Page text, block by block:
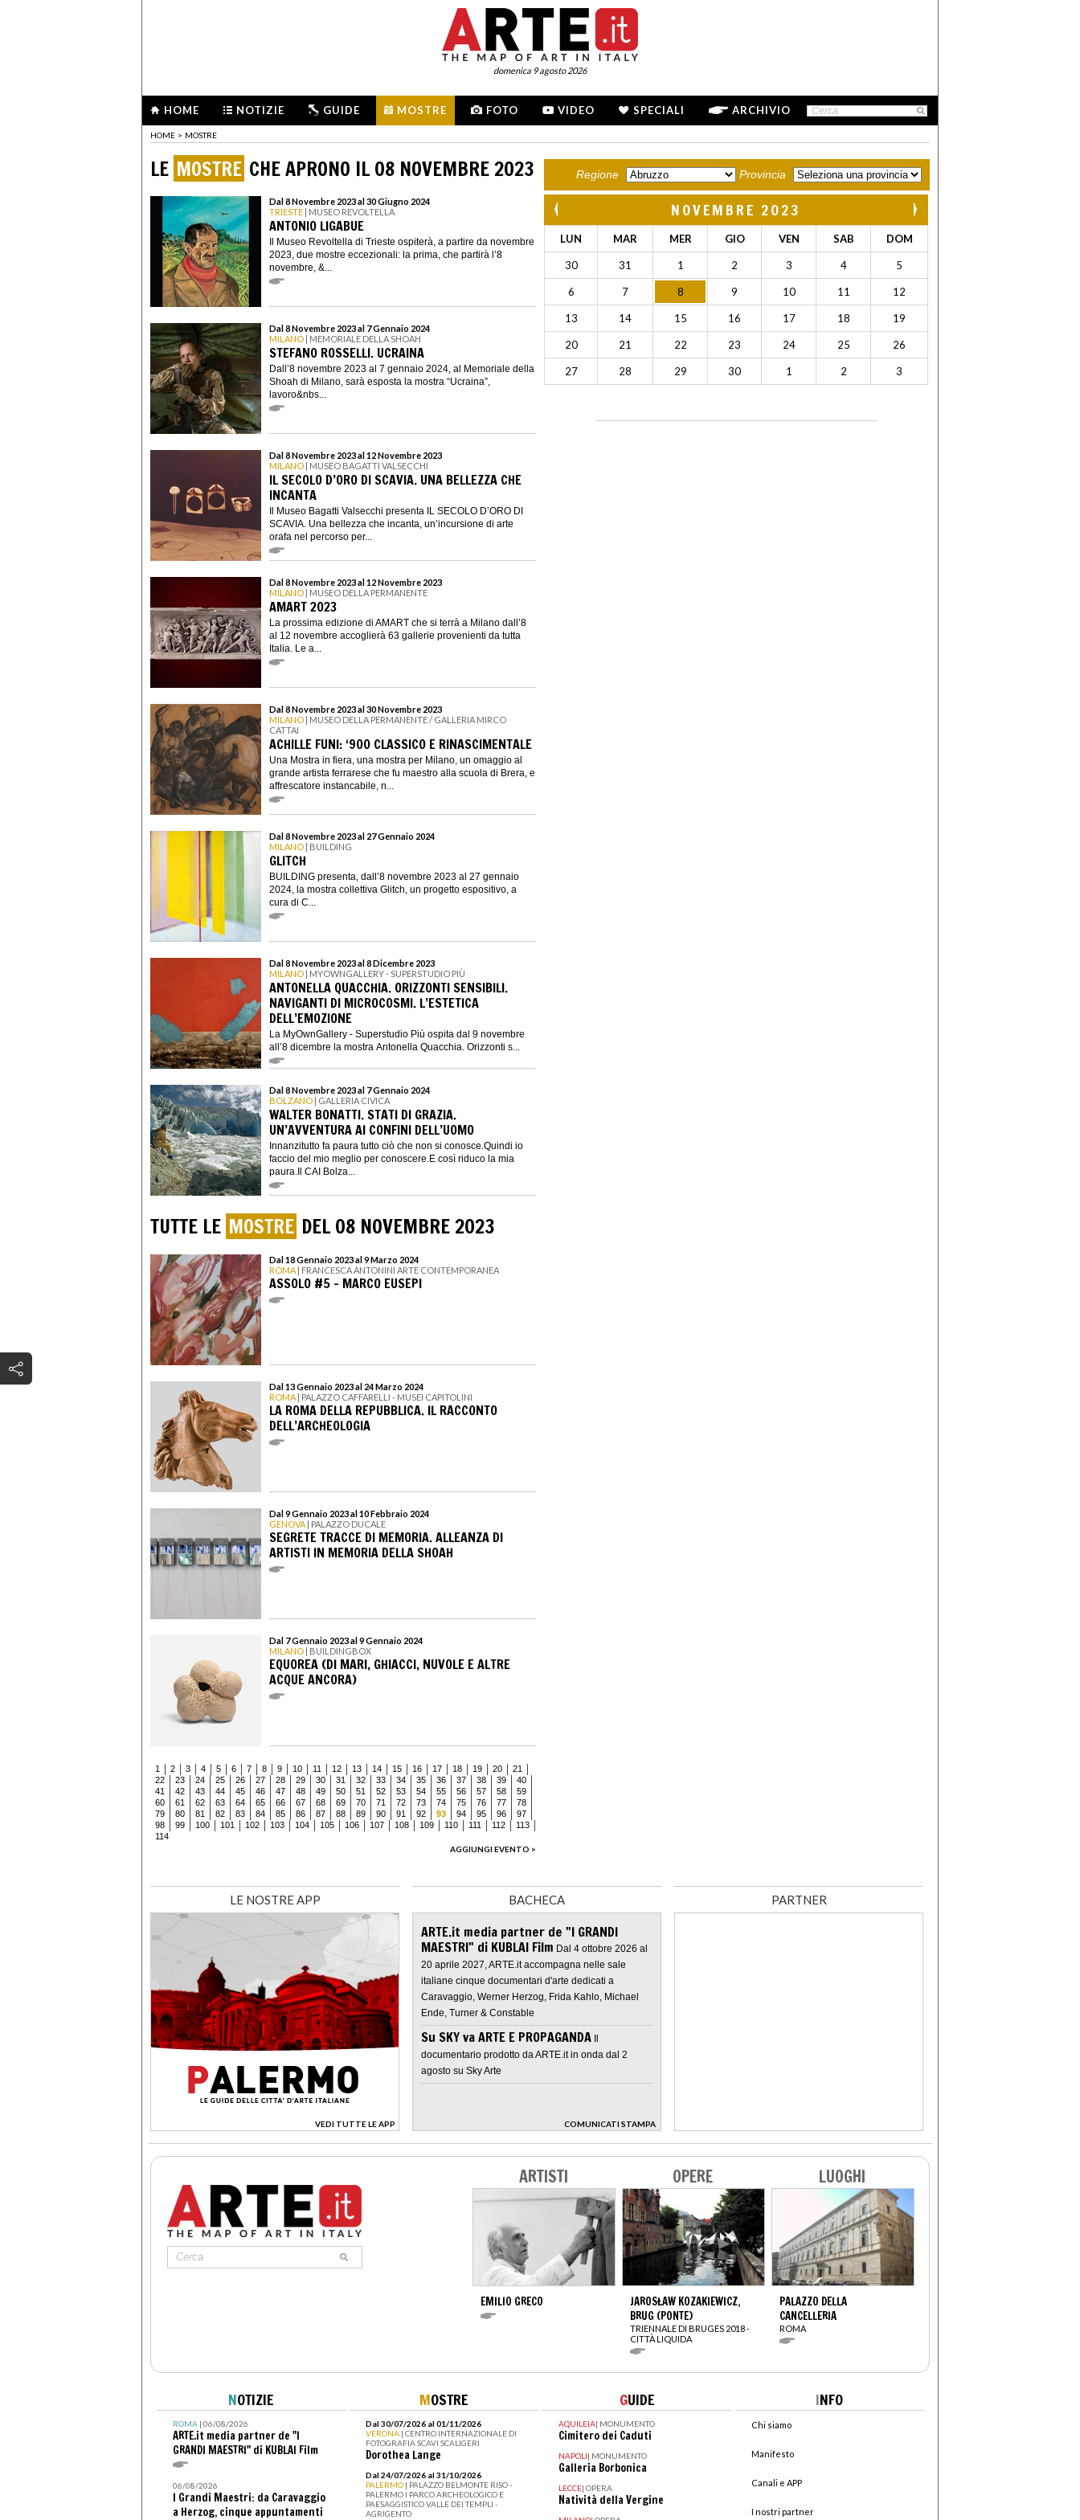
domenica 9 agosto 2026
HOME NOTIZIE GUIDE MOSTRE FOTO VIDEO SPECIALI ARCHIVIO
HOME > MOSTRE
LE MOSTRE CHE APRONO IL 08 NOVEMBRE 2023
Dal 8 Novembre 2023 al 30 Giugno 2024
TRIESTE | MUSEO REVOLTELLA
ANTONIO LIGABUE
Il Museo Revoltella di Trieste ospiterà, a partire da novembre
2023, due mostre eccezionali: la prima, che partirà l’8
novembre, &...
Dal 8 Novembre 2023 al 7 Gennaio 2024
MILANO | MEMORIALE DELLA SHOAH
STEFANO ROSSELLI. UCRAINA
Dall’8 novembre 2023 al 7 gennaio 2024, al Memoriale della
Shoah di Milano, sarà esposta la mostra “Ucraina”,
lavoro&nbs...
Dal 8 Novembre 2023 al 12 Novembre 2023
MILANO | MUSEO BAGATTI VALSECCHI
IL SECOLO D’ORO DI SCAVIA. UNA BELLEZZA CHE
INCANTA
Il Museo Bagatti Valsecchi presenta IL SECOLO D’ORO DI
SCAVIA. Una bellezza che incanta, un’incursione di arte
orafa nel percorso per...
Dal 8 Novembre 2023 al 12 Novembre 2023
MILANO | MUSEO DELLA PERMANENTE
AMART 2023
La prossima edizione di AMART che si terrà a Milano dall’8
al 12 novembre accoglierà 63 gallerie provenienti da tutta
Italia. Le a...
Dal 8 Novembre 2023 al 30 Novembre 2023
MILANO | MUSEO DELLA PERMANENTE / GALLERIA MIRCO
CATTAI
ACHILLE FUNI: ‘900 CLASSICO E RINASCIMENTALE
Una Mostra in fiera, una mostra per Milano, un omaggio al
grande artista ferrarese che fu maestro alla scuola di Brera, e
affrescatore instancabile, n...
Dal 8 Novembre 2023 al 27 Gennaio 2024
MILANO | BUILDING
GLITCH
BUILDING presenta, dall’8 novembre 2023 al 27 gennaio
2024, la mostra collettiva Glitch, un progetto espositivo, a
cura di C...
Dal 8 Novembre 2023 al 8 Dicembre 2023
MILANO | MYOWNGALLERY - SUPERSTUDIO PIÙ
ANTONELLA QUACCHIA. ORIZZONTI SENSIBILI.
NAVIGANTI DI MICROCOSMI. L’ESTETICA
DELL’EMOZIONE
La MyOwnGallery - Superstudio Più ospita dal 9 novembre
all’8 dicembre la mostra Antonella Quacchia. Orizzonti s...
Dal 8 Novembre 2023 al 7 Gennaio 2024
BOLZANO | GALLERIA CIVICA
WALTER BONATTI. STATI DI GRAZIA.
UN’AVVENTURA AI CONFINI DELL’UOMO
Innanzitutto fa paura tutto ciò che non si conosce.Quindi io
faccio del mio meglio per conoscere.E così riduco la mia
paura.Il CAI Bolza...
TUTTE LE MOSTRE DEL 08 NOVEMBRE 2023
Dal 18 Gennaio 2023 al 9 Marzo 2024
ROMA | FRANCESCA ANTONINI ARTE CONTEMPORANEA
ASSOLO #5 - MARCO EUSEPI
Dal 13 Gennaio 2023 al 24 Marzo 2024
ROMA | PALAZZO CAFFARELLI - MUSEI CAPITOLINI
LA ROMA DELLA REPUBBLICA. IL RACCONTO
DELL’ARCHEOLOGIA
Dal 9 Gennaio 2023 al 10 Febbraio 2024
GENOVA | PALAZZO DUCALE
SEGRETE TRACCE DI MEMORIA. ALLEANZA DI
ARTISTI IN MEMORIA DELLA SHOAH
Dal 7 Gennaio 2023 al 9 Gennaio 2024
MILANO | BUILDINGBOX
EQUOREA (DI MARI, GHIACCI, NUVOLE E ALTRE
ACQUE ANCORA)
1 2 3 4 5 6 7 8 9 10 11 12 13 14 15 16 17 18 19 20
21
22
23 24 25 26 27 28 29 30 31 32 33 34 35 36 37 38 39
40
41
42 43 44 45 46 47 48 49 50 51 52 53 54 55 56 57 58
59
60
61 62 63 64 65 66 67 68 69 70 71 72 73 74 75 76 77
78
79
80 81 82 83 84 85 86 87 88 89 90 91 92 93 94 95 96
97
98
99 100 101 102 103 104 105 106 107 108 109 110 111 112
113
114
AGGIUNGI EVENTO >
Regione Provincia
NOVEMBRE 2023
LUN MAR MER GIO VEN SAB DOM
30 31 1 2 3 4 5
6 7 8 9 10 11 12
13 14 15 16 17 18 19
20 21 22 23 24 25 26
27 28 29 30 1 2 3
LE NOSTRE APP
VEDI TUTTE LE APP
>
BACHECA
ARTE.it media partner de "I GRANDI
MAESTRI" di KUBLAI Film Dal 4 ottobre 2026 al
20 aprile 2027, ARTE.it accompagna nelle sale
italiane cinque documentari d'arte dedicati a
Caravaggio, Werner Herzog, Frida Kahlo, Michael
Ende, Turner & Constable
Su SKY va ARTE E PROPAGANDA Il
documentario prodotto da ARTE.it in onda dal 2
agosto su Sky Arte
COMUNICATI STAMPA
>
PARTNER
ARTISTI
EMILIO GRECO
OPERE
JAROSŁAW KOZAKIEWICZ,
BRUG (PONTE)
TRIENNALE DI BRUGES 2018 -
CITTÀ LIQUIDA
LUOGHI
PALAZZO DELLA
CANCELLERIA
ROMA
NOTIZIE
ROMA| 06/08/2026
ARTE.it media partner de "I
GRANDI MAESTRI" di KUBLAI Film
06/08/2026
I Grandi Maestri: da Caravaggio
a Herzog, cinque appuntamenti
MOSTRE
Dal 30/07/2026 al 01/11/2026
VERONA | CENTRO INTERNAZIONALE DI
FOTOGRAFIA SCAVI SCALIGERI
Dorothea Lange
Dal 24/07/2026 al 31/10/2026
PALERMO | PALAZZO BELMONTE RISO -
PALERMO I PARCO ARCHEOLOGICO E
PAESAGGISTICO VALLE DEI TEMPLI -
AGRIGENTO
GUIDE
AQUILEIA| MONUMENTO
Cimitero dei Caduti
NAPOLI| MONUMENTO
Galleria Borbonica
LECCE| OPERA
Natività della Vergine
INFO
Chi siamo
Manifesto
Canali e APP
I nostri partner